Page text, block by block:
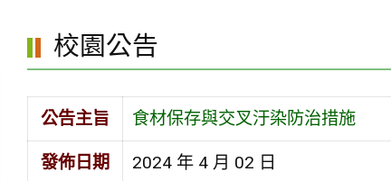
校園公告
公告主旨 食材保存與交叉汙染防治措施
發佈日期 2024 年 4 月 02 日